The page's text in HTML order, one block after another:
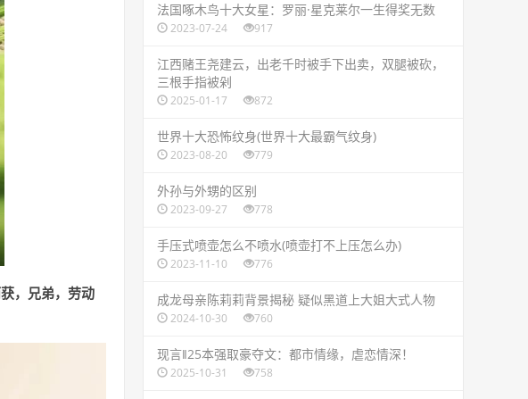
，兄弟，劳动
​法国啄木鸟十大女星：罗丽·星克莱尔一生得奖无数
2023-07-24 917
​江西赌王尧建云，出老千时被手下出卖，双腿被砍，
三根手指被剁
2025-01-17 872
​世界十大恐怖纹身(世界十大最霸气纹身)
2023-08-20 779
​外孙与外甥的区别
2023-09-27 778
​手压式喷壶怎么不喷水(喷壶打不上压怎么办)
2023-11-10 776
​成龙母亲陈莉莉背景揭秘 疑似黑道上大姐大式人物
2024-10-30 760
​现言‖25本强取豪夺文：都市情缘，虐恋情深！
2025-10-31 758